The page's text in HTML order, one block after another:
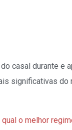
casal durante e
significativas do
qual o melhor